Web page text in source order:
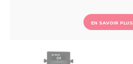
EN SAVOIR PLUS